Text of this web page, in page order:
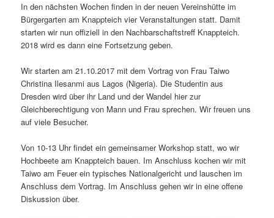
In den nächsten Wochen finden in der neuen Vereinshütte im
Bürgergarten am Knappteich vier Veranstaltungen statt. Damit
starten wir nun offiziell in den Nachbarschaftstreff Knappteich.
2018 wird es dann eine Fortsetzung geben.
Wir starten am 21.10.2017 mit dem Vortrag von Frau Taiwo
Christina Ilesanmi aus Lagos (Nigeria). Die Studentin aus
Dresden wird über ihr Land und der Wandel hier zur
Gleichberechtigung von Mann und Frau sprechen. Wir freuen uns
auf viele Besucher.
Von 10-13 Uhr findet ein gemeinsamer Workshop statt, wo wir
Hochbeete am Knappteich bauen. Im Anschluss kochen wir mit
Taiwo am Feuer ein typisches Nationalgericht und lauschen im
Anschluss dem Vortrag. Im Anschluss gehen wir in eine offene
Diskussion über.